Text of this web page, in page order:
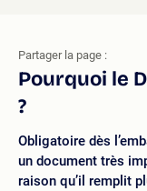
Pourquoi le
?
Obligatoire dès
un document très
raison qu’il remplit
Partager la page :